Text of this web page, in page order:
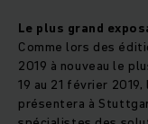
Le plus grand
Comme lors des
2019 à nouveau le
19 au 21 février
présentera à